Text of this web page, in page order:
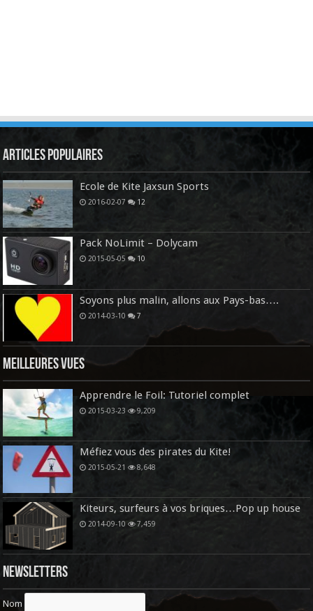
Articles Populaires
Ecole de Kite Jaxsun Sports
2016-02-07 12
Pack NoLimit – Dolycam
2015-05-05 10
Soyons plus malin, allons aux Pays-bas….
2014-03-10 7
Meilleures vues
Apprendre le Foil: Tutoriel complet
2015-03-23 9,209
Méfiez vous des pirates du Kite!
2015-05-21 8,648
Kiteurs, surfeurs à vos briques…Pop up house
2014-09-10 7,459
Newsletters
Nom